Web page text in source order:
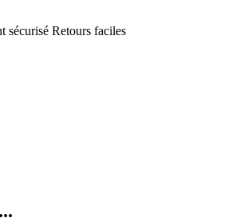
sécurisé Retours faciles